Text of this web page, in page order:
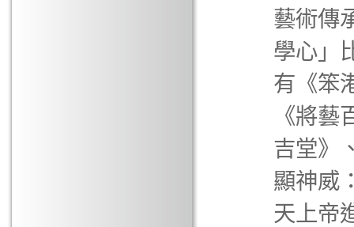
藝術傳
學心」
有《笨
《將
吉堂》
顯神威
天上帝